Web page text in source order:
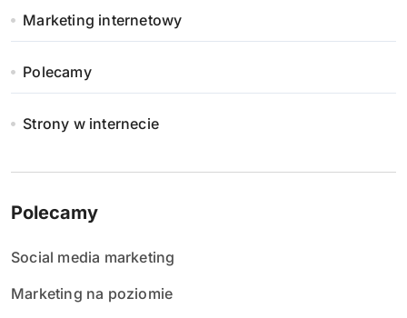
Marketing internetowy
Polecamy
Strony w internecie
Polecamy
Social media marketing
Marketing na poziomie